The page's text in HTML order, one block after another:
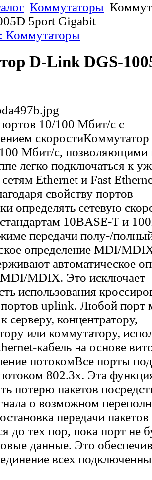
Коммутаторы
5port Gigabit
Коммутаторы
D-Link DGS-
10/100 Мбит/с с
Мбит/с, позволяющими
легко подключаться к
Ethernet и Fast
свойству портов
определять сетевую
стандартам 10BASE-T и
передачи полу-/
определение MDI/
автоматическое
MDIX. Это исключает
использования
портов uplink. Любой порт
серверу, концентратору,
или коммутатору,
кабель на основе
потокомВсе порты
802.3x. Эта
потерю пакетов
о возможном
передачи пакетов
до тех пор, пока порт не
данные. Это
всех